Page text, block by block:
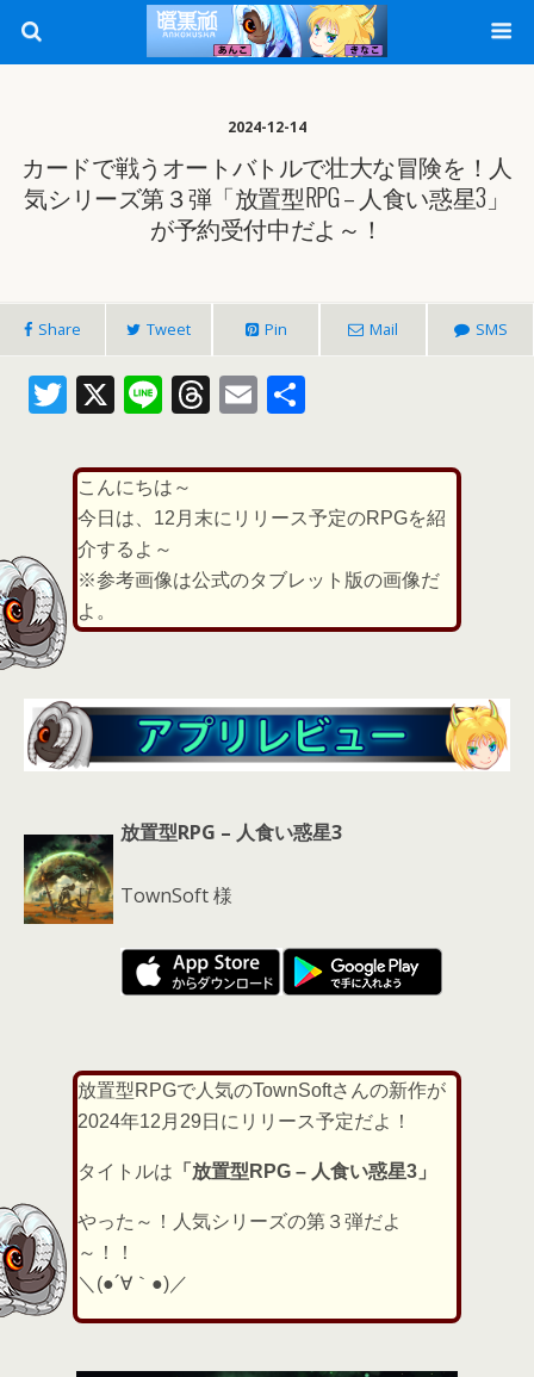
2024-12-14
カードで戦うオートバトルで壮大な冒険を！人
気シリーズ第３弾「放置型RPG – 人食い惑星3」
が予約受付中だよ～！
Share Tweet Pin Mail SMS
T
itt
er
X Li
e
T
re
a
s
E
ai
l
こんにちは～
今日は、12月末にリリース予定のRPGを紹
介するよ～
※参考画像は公式のタブレット版の画像だ
よ。
放置型RPG – 人食い惑星3
TownSoft 様
放置型RPGで人気のTownSoftさんの新作が
2024年12月29日にリリース予定だよ！
タイトルは 「放置型RPG – 人食い惑星3」
やった～！人気シリーズの第３弾だよ
～！！
＼(●´∀｀●)／